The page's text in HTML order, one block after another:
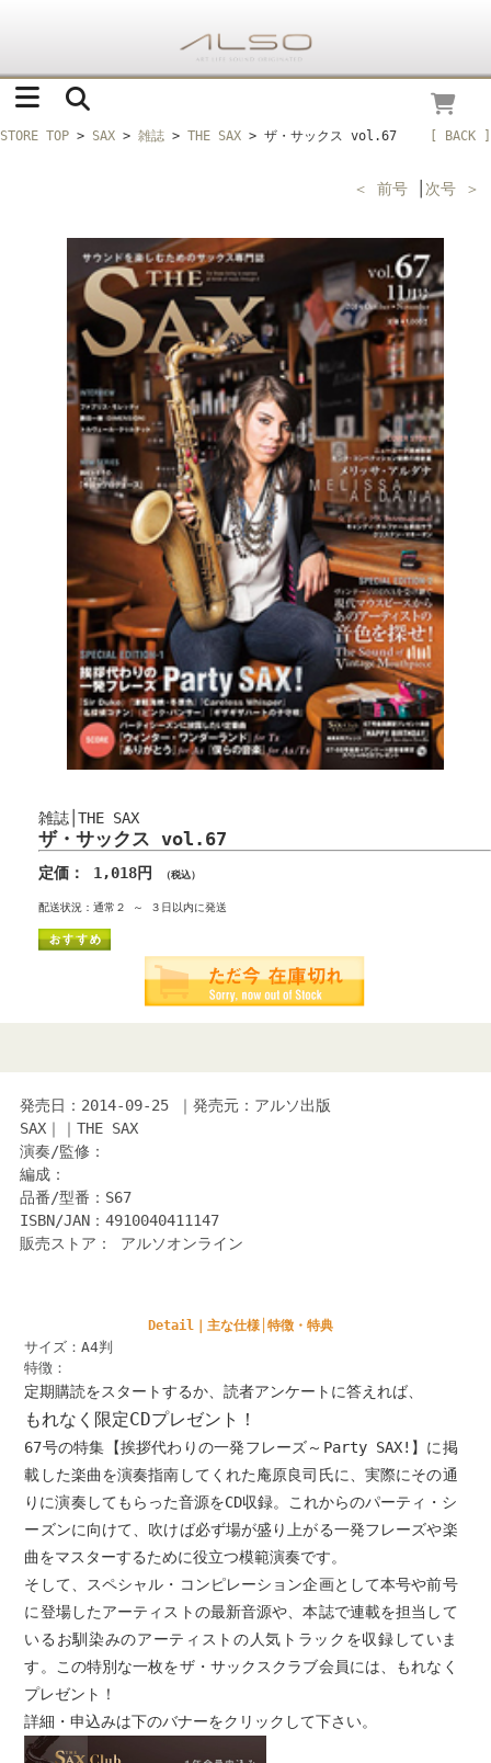
STORE TOP > SAX > 雑誌 > THE SAX > ザ・サックス vol.67 [ BACK ]
＜ 前号 次号 ＞
雑誌│THE SAX
ザ・サックス vol.67
定価： 1,018円 （税込）
配送状況：通常２ ～ ３日以内に発送
発売日：2014-09-25 ｜発売元：アルソ出版
SAX｜｜THE SAX
演奏/監修：
編成：
品番/型番：S67
ISBN/JAN：4910040411147
販売ストア： アルソオンライン
Detail｜主な仕様│特徴・特典
サイズ：A4判
特徴：
定期購読をスタートするか、読者アンケートに答えれば、
もれなく限定CDプレゼント！
67号の特集【挨拶代わりの一発フレーズ～Party SAX!】に掲
載した楽曲を演奏指南してくれた庵原良司氏に、実際にその通
りに演奏してもらった音源をCD収録。これからのパーティ・シ
ーズンに向けて、吹けば必ず場が盛り上がる一発フレーズや楽
曲をマスターするために役立つ模範演奏です。
そして、スペシャル・コンピレーション企画として本号や前号
に登場したアーティストの最新音源や、本誌で連載を担当して
いるお馴染みのアーティストの人気トラックを収録していま
す。この特別な一枚をザ・サックスクラブ会員には、もれなく
プレゼント！
詳細・申込みは下のバナーをクリックして下さい。